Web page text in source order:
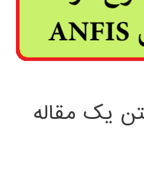
یک مقاله